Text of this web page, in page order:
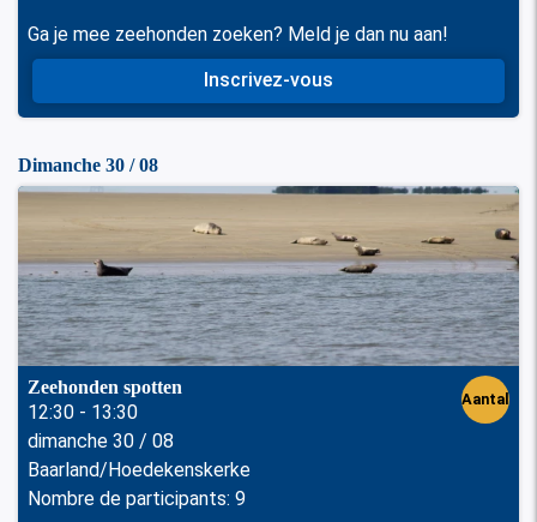
Ga je mee zeehonden zoeken? Meld je dan nu aan!
Inscrivez-vous
Dimanche 30 / 08
Zeehonden spotten
12:30 - 13:30
dimanche 30 / 08
Baarland/Hoedekenskerke
Nombre de participants: 9
Aantal